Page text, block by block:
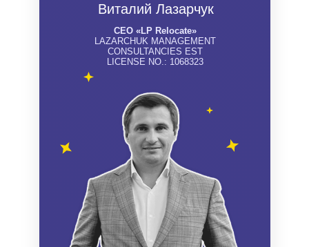
СЕО «LP Relocate»
LAZARCHUK MANAGEMENT
CONSULTANCIES EST
LICENSE NO.: 1068323
Виталий Лазарчук